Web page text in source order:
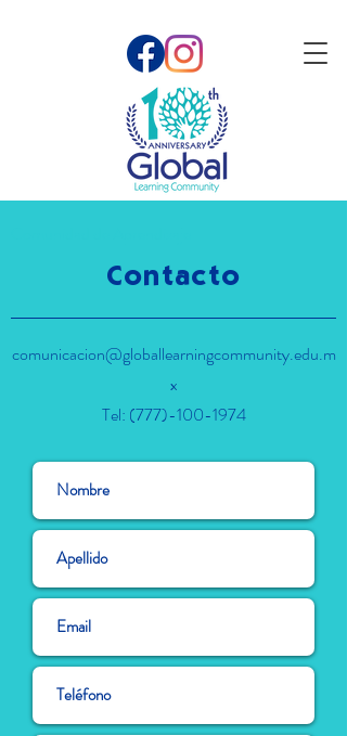
Contacto
comunicacion@globallearningcommunity.edu.m
x
Tel: (777)-100-1974